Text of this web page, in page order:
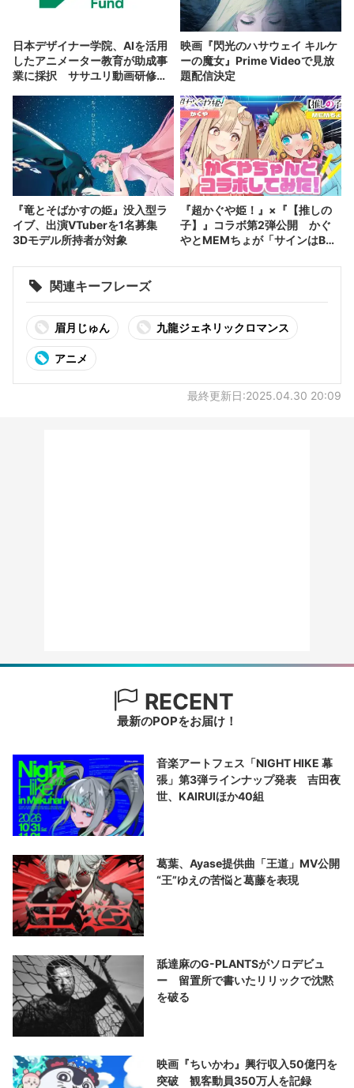
日本デザイナー学院、AIを活用
したアニメーター教育が助成事
業に採択 ササユリ動画研修所
映画『閃光のハサウェイ キルケ
ーの魔女』Prime Videoで見放
題配信決定
『竜とそばかすの姫』没入型ラ
イブ、出演VTuberを1名募集
3Dモデル所持者が対象
『超かぐや姫！』×『【推しの
子】』コラボ第2弾公開 かぐ
やとMEMちょが「サインはB」
関連キーフレーズ
眉月じゅん 九龍ジェネリックロマンス
アニメ
最終更新日:2025.04.30 20:09
RECENT
最新のPOPをお届け！
音楽アートフェス「NIGHT HIKE 幕
張」第3弾ラインナップ発表 吉田夜
世、KAIRUIほか40組
葛葉、Ayase提供曲「王道」MV公開
“王”ゆえの苦悩と葛藤を表現
舐達麻のG-PLANTSがソロデビュ
ー 留置所で書いたリリックで沈黙
を破る
映画『ちいかわ』興行収入50億円を
突破 観客動員350万人を記録